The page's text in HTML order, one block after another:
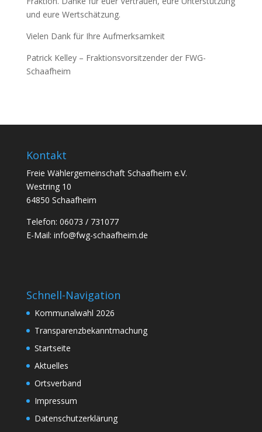
und eure Wertschätzung.
Vielen Dank für Ihre Aufmerksamkeit
Patrick Kelley – Fraktionsvorsitzender der FWG-
Schaafheim
Kontakt
Freie Wählergemeinschaft Schaafheim e.V.
Westring 10
64850 Schaafheim
Telefon: 06073 / 731077
E-Mail: info@fwg-schaafheim.de
Schnell-Navigation
Kommunalwahl 2026
Transparenzbekanntmachung
Startseite
Aktuelles
Ortsverband
Impressum
Datenschutzerklärung